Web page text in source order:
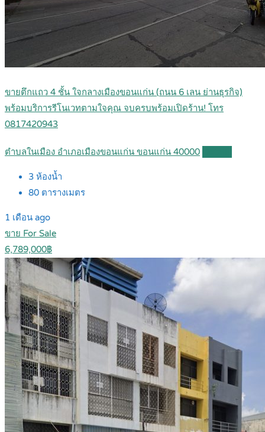
ขายตึกแถว 4 ชั้น ใจกลางเมืองขอนแก่น (ถนน 6 เลน ย่านธุรกิจ)
พร้อมบริการรีโนเวทตามใจคุณ จบครบพร้อมเปิดร้าน! โทร
0817420943
ตำบลในเมือง อำเภอเมืองขอนแก่น ขอนแก่น 40000
3 ห้องน้ำ
80 ตารางเมตร
1 เดือน ago
ขาย For Sale
6,789,000฿